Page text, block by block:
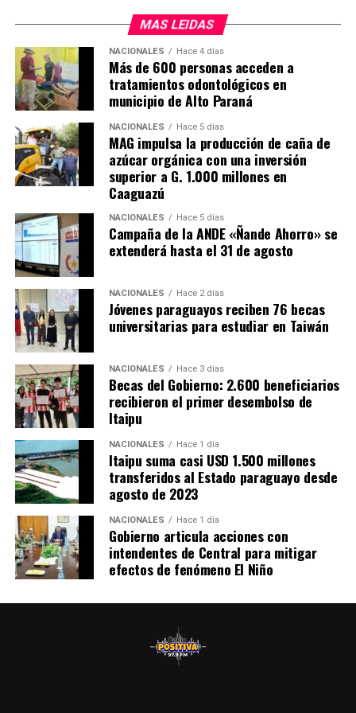
El nuevo hospital cuenta con 10 sillones para el
tratamiento de quimioterapia, que estarán operativas de
lunes a viernes, de 7 de la mañana a 7 de la tarde, para
atender a más de 50 pacientes por día.
El Hospital Día inaugurado en Caazapá en el número 15
que habilita el actual gobierno. En ese sentido, el
presidente de la República, Santiago Peña, destacó que
bajo su adminitración el presupuesto del Instituto
Nacional del Cáncer creció más de tres veces y que
actualmente se está haciendo una inversión en
infraestructura como nunca antes.
Anunció también que su gobierno seguirá invirtiendo
para que todos los pacientes tengan la mejor atención.
Por su parte, El gobernador de Caazapá, Cristian Acosta,
afirmó que la habilitación de este hospital especializado
es «un sueño que se está cumpliendo» y anunció que
próximamente se prevé habilitar también un centro
nefrológico, que actualmente se está construyendo
mediante una inversión de más de 3.000 millones de
guaraníes por parte de la Entidad Binacional Yacyretá.
MAS LEIDAS
NACIONALES Hace 4 días
Más de 600 personas acceden a
tratamientos odontológicos en
municipio de Alto Paraná
NACIONALES Hace 5 días
MAG impulsa la producción de caña de
azúcar orgánica con una inversión
superior a G. 1.000 millones en
Caaguazú
NACIONALES Hace 5 días
Campaña de la ANDE «Ñande Ahorro» se
extenderá hasta el 31 de agosto
NACIONALES Hace 2 días
Jóvenes paraguayos reciben 76 becas
universitarias para estudiar en Taiwán
NACIONALES Hace 3 días
Becas del Gobierno: 2.600 beneficiarios
recibieron el primer desembolso de
Itaipu
NACIONALES Hace 1 día
Itaipu suma casi USD 1.500 millones
transferidos al Estado paraguayo desde
agosto de 2023
NACIONALES Hace 1 día
Gobierno articula acciones con
intendentes de Central para mitigar
efectos de fenómeno El Niño